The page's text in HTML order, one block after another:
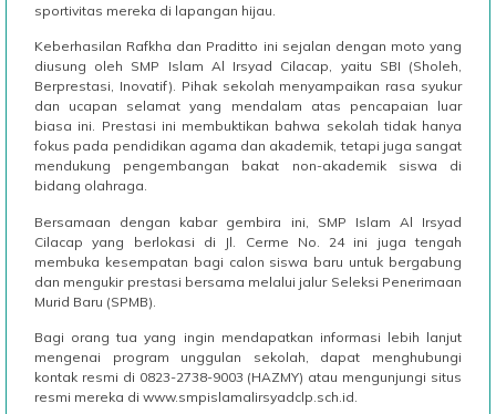
sportivitas mereka di lapangan hijau.
Keberhasilan Rafkha dan Praditto ini sejalan dengan moto yang
diusung oleh SMP Islam Al Irsyad Cilacap, yaitu SBI (Sholeh,
Berprestasi, Inovatif). Pihak sekolah menyampaikan rasa syukur
dan ucapan selamat yang mendalam atas pencapaian luar
biasa ini. Prestasi ini membuktikan bahwa sekolah tidak hanya
fokus pada pendidikan agama dan akademik, tetapi juga sangat
mendukung pengembangan bakat non-akademik siswa di
bidang olahraga.
Bersamaan dengan kabar gembira ini, SMP Islam Al Irsyad
Cilacap yang berlokasi di Jl. Cerme No. 24 ini juga tengah
membuka kesempatan bagi calon siswa baru untuk bergabung
dan mengukir prestasi bersama melalui jalur Seleksi Penerimaan
Murid Baru (SPMB).
Bagi orang tua yang ingin mendapatkan informasi lebih lanjut
mengenai program unggulan sekolah, dapat menghubungi
kontak resmi di 0823-2738-9003 (HAZMY) atau mengunjungi situs
resmi mereka di www.smpislamalirsyadclp.sch.id.